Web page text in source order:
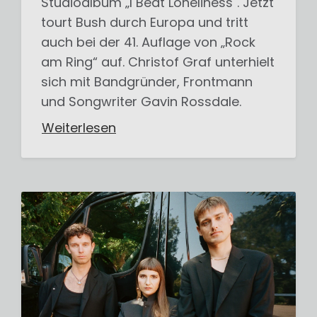
tourt Bush durch Europa und tritt
auch bei der 41. Auflage von „Rock
am Ring“ auf. Christof Graf unterhielt
sich mit Bandgründer, Frontmann
und Songwriter Gavin Rossdale.
Weiterlesen